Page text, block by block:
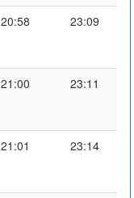
20:58 23:09
21:00 23:11
21:01 23:14